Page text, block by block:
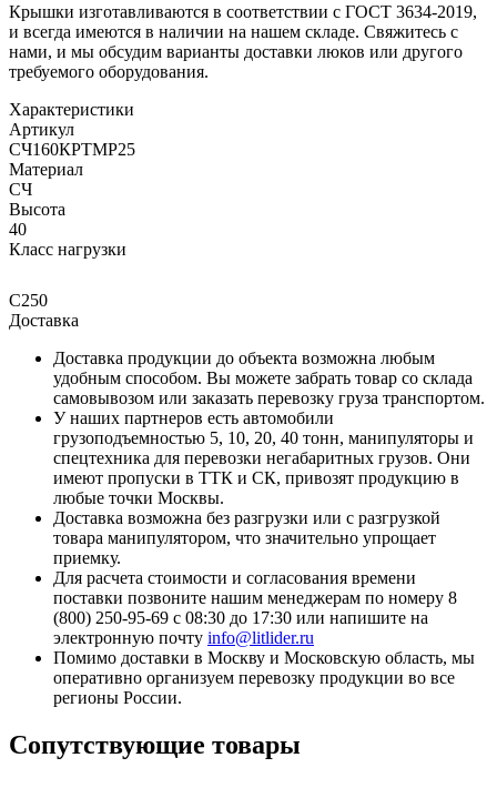
Крышки изготавливаются в соответствии с ГОСТ 3634-2019,
и всегда имеются в наличии на нашем складе. Свяжитесь с
нами, и мы обсудим варианты доставки люков или другого
требуемого оборудования.
Характеристики
Артикул
СЧ160КРТМР25
Материал
СЧ
Высота
40
Класс нагрузки
C250
Доставка
Доставка продукции до объекта возможна любым
удобным способом. Вы можете забрать товар со склада
самовывозом или заказать перевозку груза транспортом.
У наших партнеров есть автомобили
грузоподъемностью 5, 10, 20, 40 тонн, манипуляторы и
спецтехника для перевозки негабаритных грузов. Они
имеют пропуски в ТТК и СК, привозят продукцию в
любые точки Москвы.
Доставка возможна без разгрузки или с разгрузкой
товара манипулятором, что значительно упрощает
приемку.
Для расчета стоимости и согласования времени
поставки позвоните нашим менеджерам по номеру 8
(800) 250-95-69 с 08:30 до 17:30 или напишите на
электронную почту info@litlider.ru
Помимо доставки в Москву и Московскую область, мы
оперативно организуем перевозку продукции во все
регионы России.
Сопутствующие товары